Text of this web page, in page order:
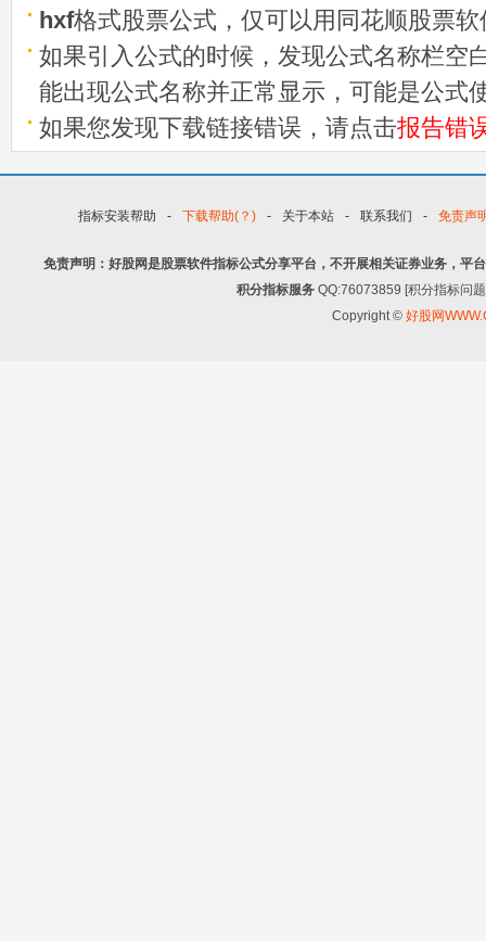
hxf格式股票公式，仅可以用同花顺股票
如果引入公式的时候，发现公式名称栏空
能出现公式名称并正常显示，可能是公式
如果您发现下载链接错误，请点击报告错
指标安装帮助 - 下载帮助(？) - 关于本站 - 联系我们 - 免责声
免责声明：好股网是股票软件指标公式分享平台，不开展相关证券业务，平
积分指标服务 QQ:76073859 [积分指标问
Copyright © 好股网